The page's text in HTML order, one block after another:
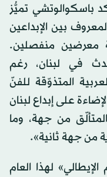
باسكوالوتشي تميُّز
المعروف بين الإبداعين
معرضين منفصلين.
في لبنان، رغم
المتذوّقة للفنّ
على إبداع لبنان
من جهة، وما
من جهة ثانية».
لهذا العام